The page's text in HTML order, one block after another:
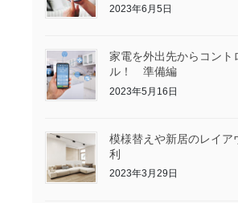
2023年6月5日
家電を外出先からコント
ル！ 準備編
2023年5月16日
模様替えや新居のレイア
利
2023年3月29日